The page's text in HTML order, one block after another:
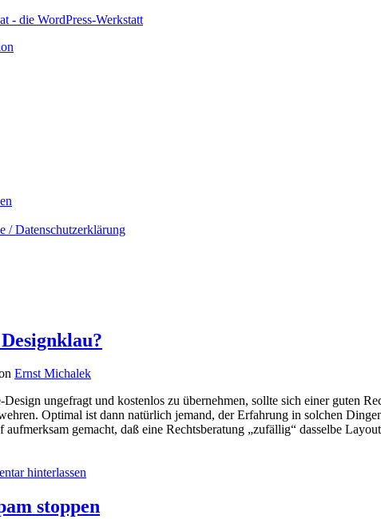
- die WordPress-Werkstatt
/ Datenschutzerklärung
Ernst Michalek
ungefragt und kostenlos zu übernehmen, sollte sich einer guten
Optimal ist dann natürlich jemand, der Erfahrung in solchen
gemacht, daß eine Rechtsberatung „zufällig“ dasselbe
hinterlassen
stoppen